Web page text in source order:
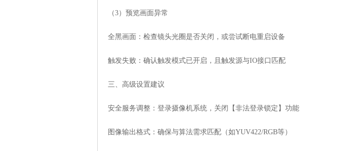
‌（3）预览画面异常‌
‌全黑画面‌：检查镜头光圈是否关闭，或尝试断电重启设备‌
‌触发失败‌：确认触发模式已开启，且触发源与IO接口匹配‌
‌三、高级设置建议‌
‌安全服务调整‌：登录摄像机系统，关闭【非法登录锁定】功能‌
‌图像输出格式‌：确保与算法需求匹配（如YUV422/RGB等）‌